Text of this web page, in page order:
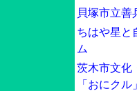
貝塚市立善
ちはや星と
ム
茨木市文化
「おにクル」